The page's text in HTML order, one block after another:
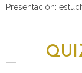
Presentación: